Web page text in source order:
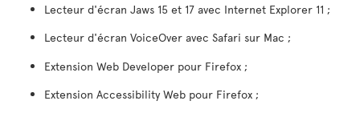
Lecteur d'écran Jaws 15 et 17 avec Internet Explorer 11 ;
Lecteur d'écran VoiceOver avec Safari sur Mac ;
Extension Web Developer pour Firefox ;
Extension Accessibility Web pour Firefox ;